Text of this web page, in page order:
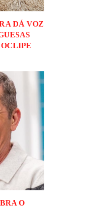
DÁ VOZ
O